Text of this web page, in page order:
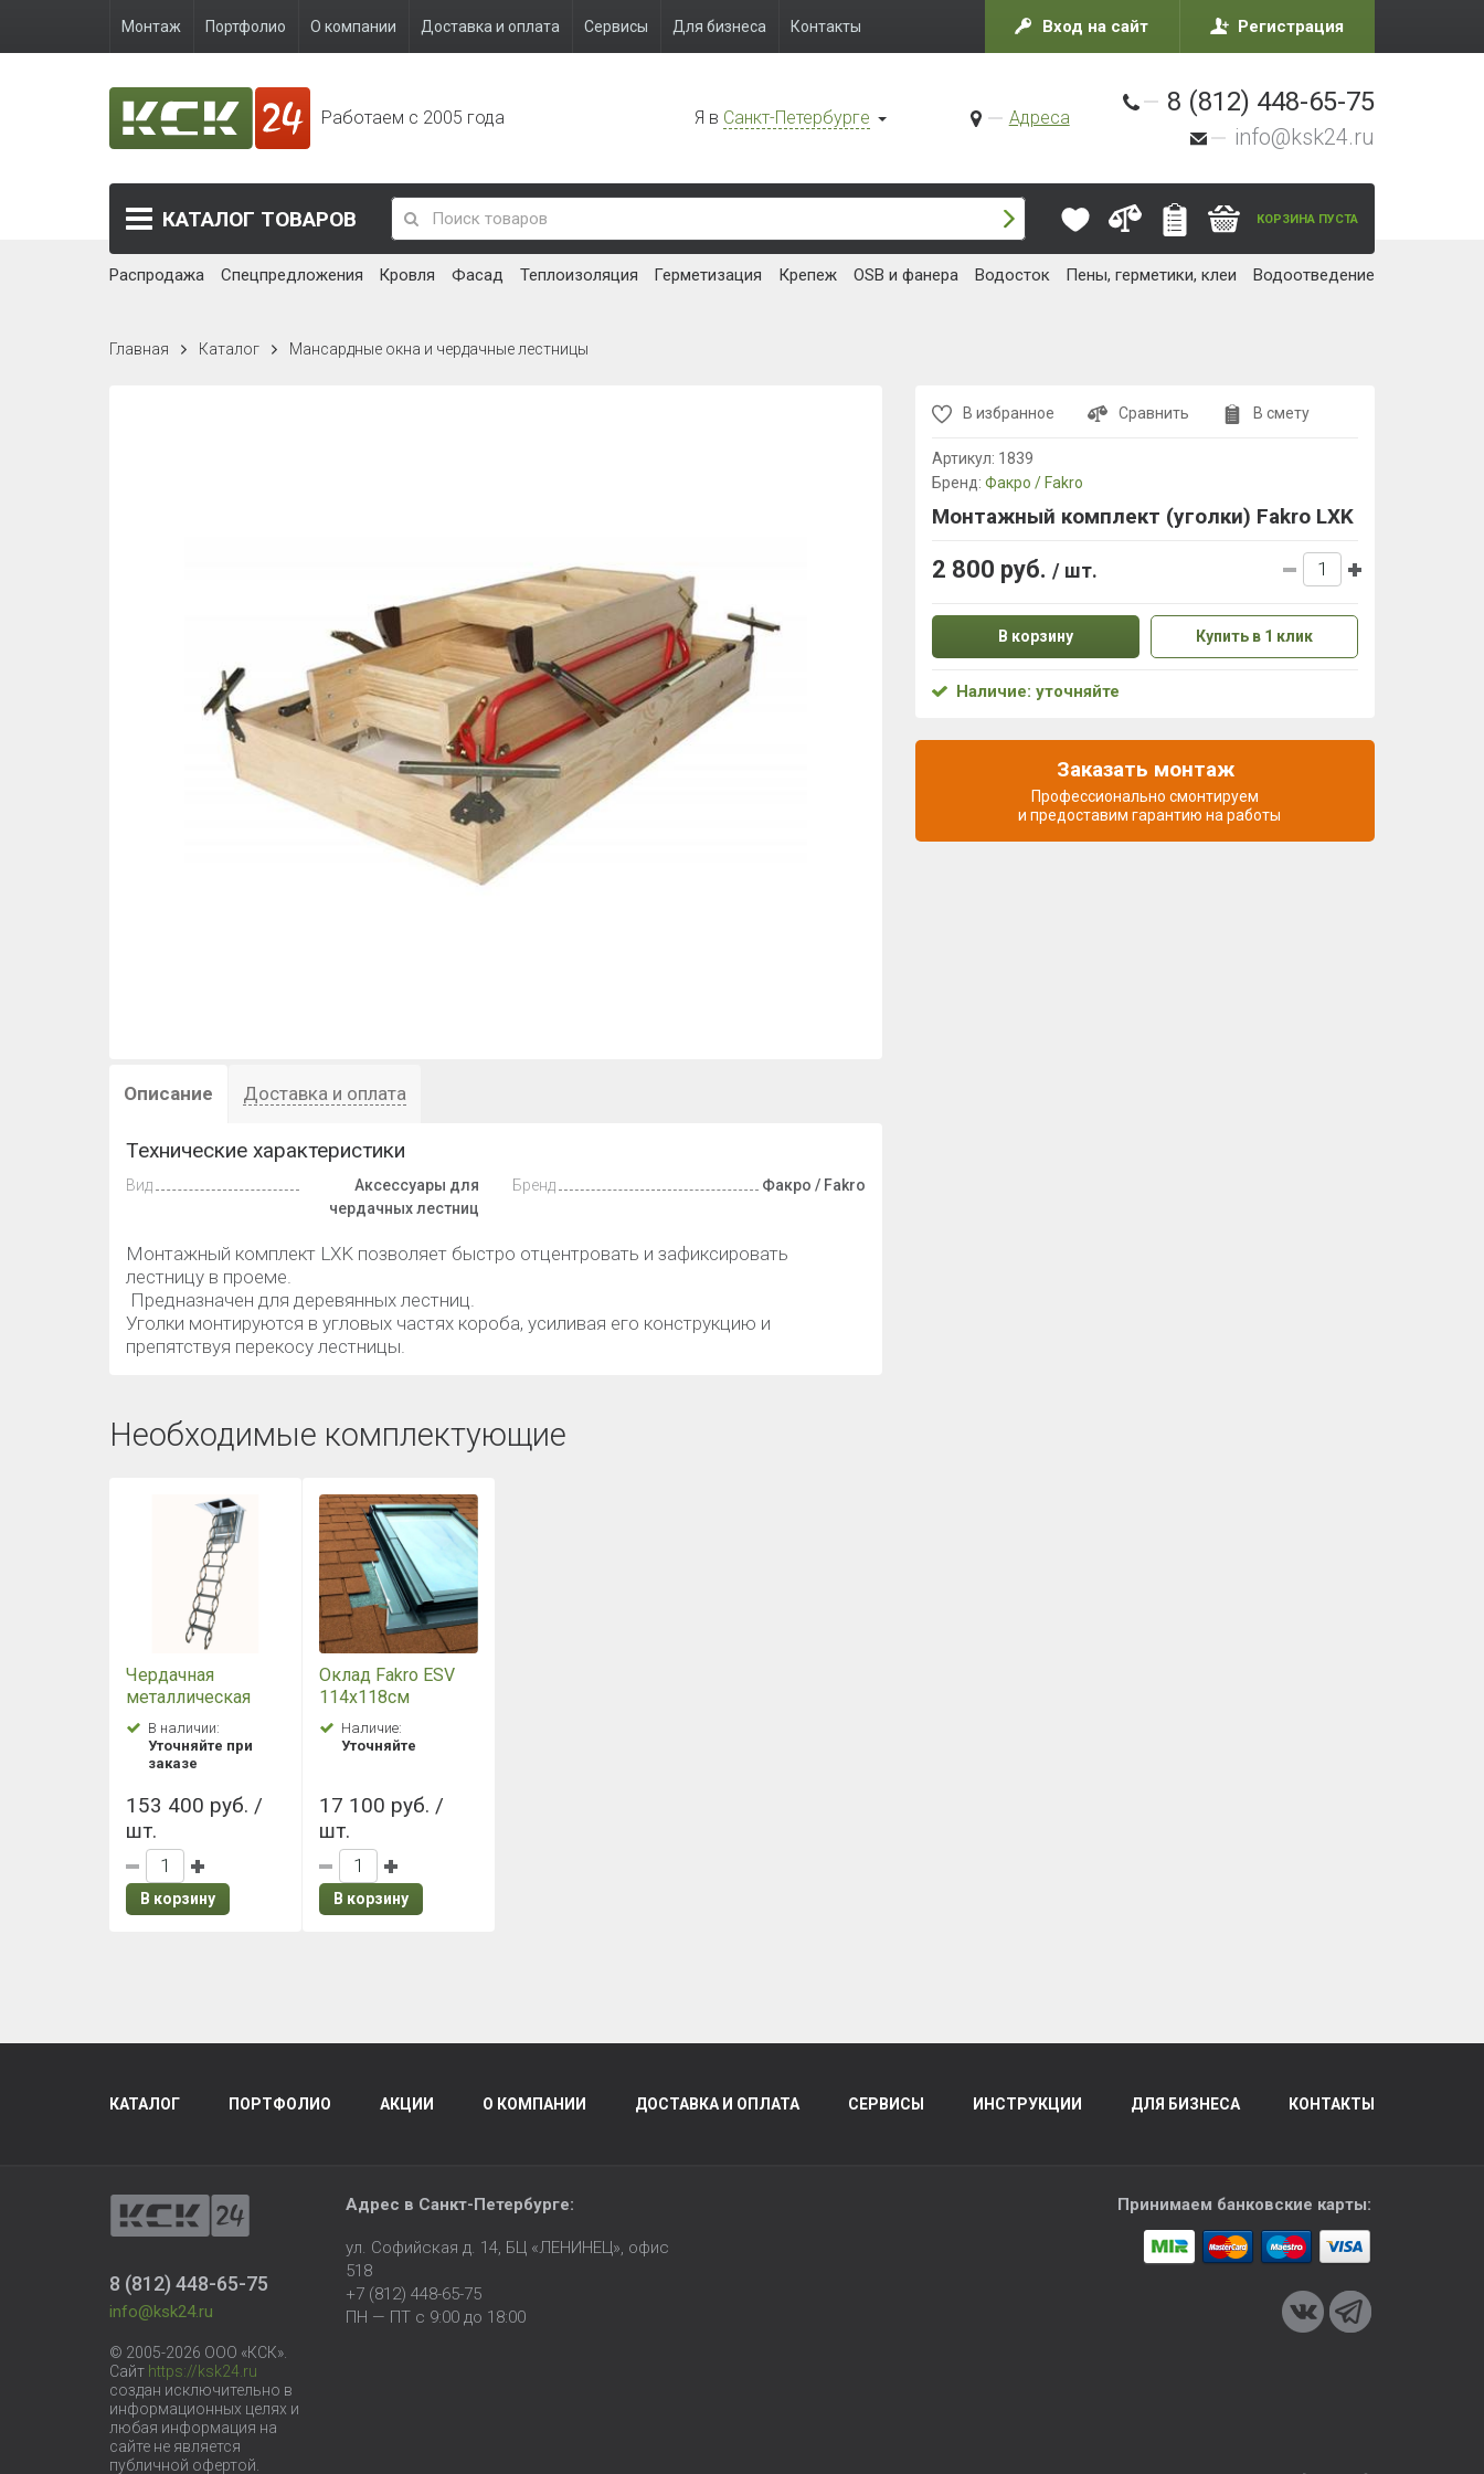
Монтаж Портфолио О компании Доставка и оплата Сервисы Для бизнеса Контакты Вход на сайт Регистрация
Работаем с 2005 года Я в Санкт-Петербурге Адреса
8 (812) 448-65-75
info@ksk24.ru
КАТАЛОГ ТОВАРОВ КОРЗИНА ПУСТА
Распродажа Спецпредложения Кровля Фасад Теплоизоляция Герметизация Крепеж OSB и фанера Водосток Пены, герметики, клеи Водоотведение
Главная Каталог Мансардные окна и чердачные лестницы
Описание Доставка и оплата
Технические характеристики
Вид
Аксессуары для
чердачных лестниц
Бренд Факро / Fakro
Монтажный комплект LXK позволяет быстро отцентровать и зафиксировать
лестницу в проеме.
Предназначен для деревянных лестниц.
Уголки монтируются в угловых частях короба, усиливая его конструкцию и
препятствуя перекосу лестницы.
Необходимые комплектующие
Чердачная
металлическая
огнестойкая
лестница Fakro LSF
50*70
В наличии:
Уточняйте при
заказе
153 400 руб. /
шт.
В корзину
Оклад Fakro ESV
114х118см
Наличие:
Уточняйте
17 100 руб. /
шт.
В корзину
В избранное Сравнить В смету
Артикул: 1839
Бренд: Факро / Fakro
Монтажный комплект (уголки) Fakro LXK
2 800 руб. / шт.
В корзину Купить в 1 клик
Наличие: уточняйте
Заказать монтаж
Профессионально смонтируем
и предоставим гарантию на работы
КАТАЛОГ ПОРТФОЛИО АКЦИИ О КОМПАНИИ ДОСТАВКА И ОПЛАТА СЕРВИСЫ ИНСТРУКЦИИ ДЛЯ БИЗНЕСА КОНТАКТЫ
8 (812) 448-65-75
info@ksk24.ru
© 2005-2026 ООО «КСК».
Сайт https://ksk24.ru
создан исключительно в
информационных целях и
любая информация на
сайте не является
публичной офертой.
Адрес в Санкт-Петербурге:
ул. Софийская д. 14, БЦ «ЛЕНИНЕЦ», офис
518
+7 (812) 448-65-75
ПН — ПТ с 9:00 до 18:00
Принимаем банковские карты: